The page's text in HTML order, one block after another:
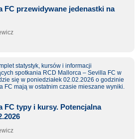
FC przewidywane jedenastki na
FC typy i kursy. Potencjalna